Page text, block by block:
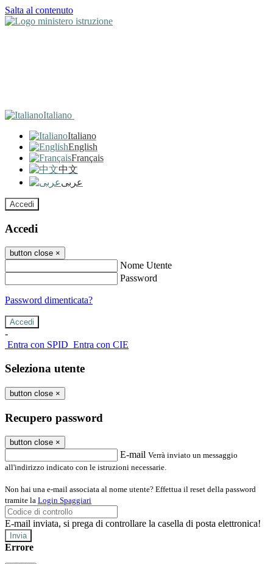
Salta al contenuto
Italiano
Italiano
English
Français
中文
عربى
Accedi
Accedi
button close ×
Nome Utente
Password
Password dimenticata?
-
Entra con SPID Entra con CIE
Seleziona utente
button close ×
Recupero password
button close ×
E-mail Verrà inviato un messaggio
all'indirizzo indicato con le istruzioni necessarie.
Non hai una e-mail associata al nome utente? Effettua il reset della password
tramite la Login Spaggiari
E-mail inviata, si prega di controllare la casella di posta elettronica!
Errore